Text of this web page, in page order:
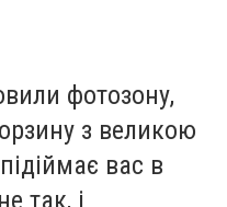
фотозону,
з великою
вас в
так, і